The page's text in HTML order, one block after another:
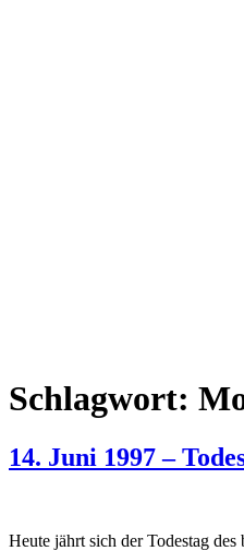
Schlagwort:
14. Juni 1997 –
Heute jährt sich der Todestag